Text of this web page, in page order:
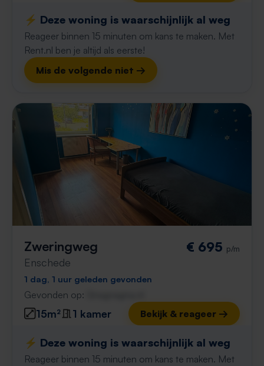
⚡️ Deze woning is waarschijnlijk al weg
Reageer binnen 15 minuten om kans te maken. Met
Rent.nl ben je altijd als eerste!
Mis de volgende niet →
Zweringweg
Enschede
€ 695 p/m
1 dag, 1 uur geleden gevonden
Gevonden op:
15m² 1 kamer Bekijk & reageer →
⚡️ Deze woning is waarschijnlijk al weg
Reageer binnen 15 minuten om kans te maken. Met